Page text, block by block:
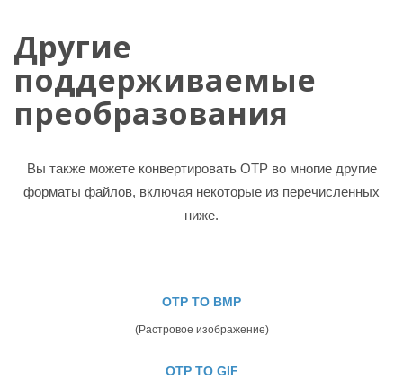
Другие
поддерживаемые
преобразования
Вы также можете конвертировать OTP во многие другие
форматы файлов, включая некоторые из перечисленных
ниже.
OTP TO BMP
(Растровое изображение)
OTP TO GIF